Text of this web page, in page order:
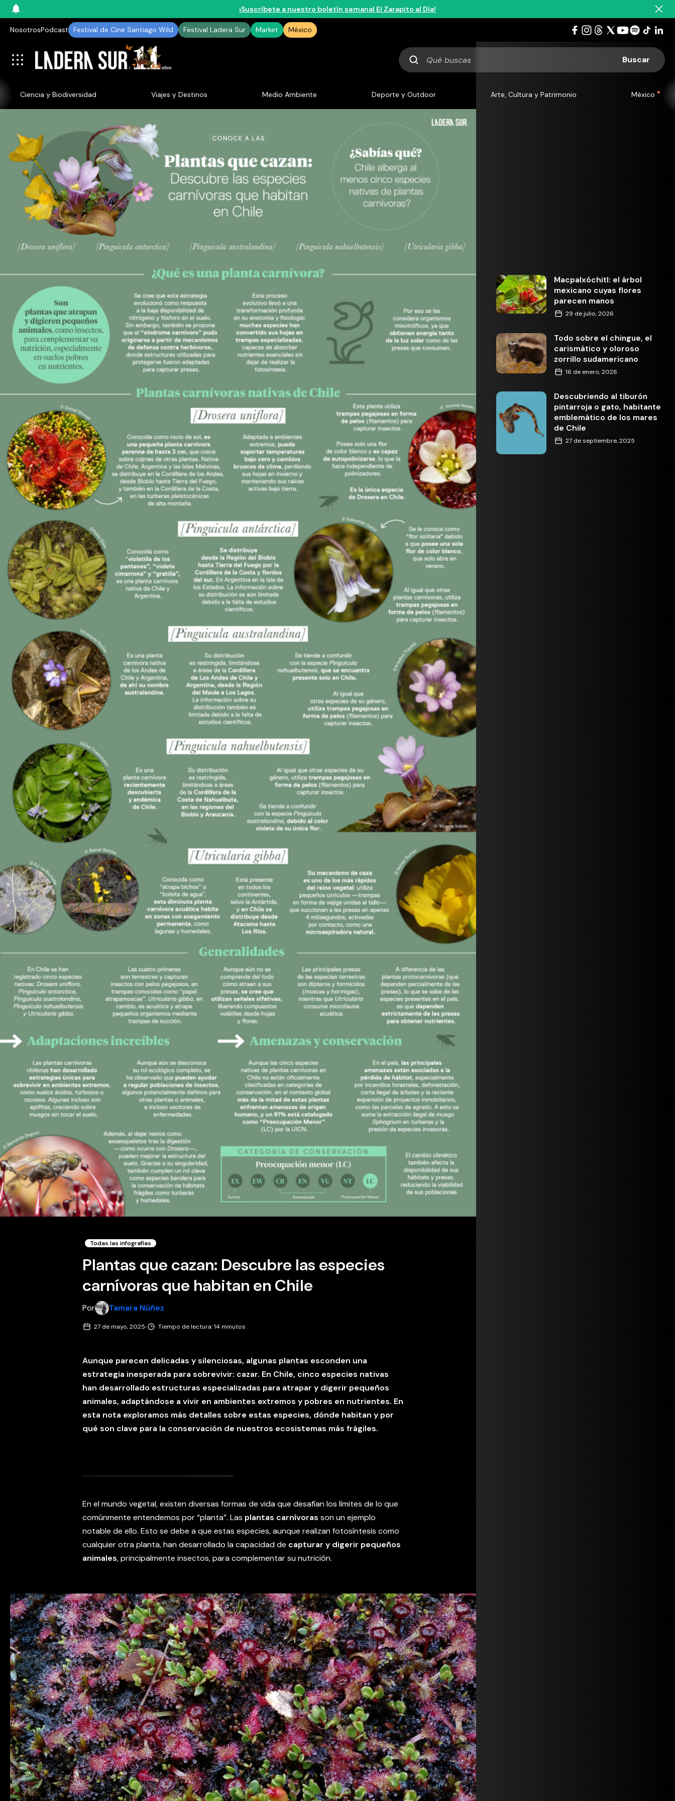
¡Suscríbete a nuestro boletín semanal El Zarapito al Día!
NosotrosPodcast Festival de Cine Santiago Wild Festival Ladera Sur Market México
Qué
buscas
Ciencia y Biodiversidad Viajes y Destinos Medio Ambiente Deporte y Outdoor Arte, Cultura y Patrimonio México
Todas las infografías
Plantas que cazan: Descubre las especies
carnívoras que habitan en Chile
Por Tamara Núñez
27 de mayo, 2025· Tiempo de lectura: 14 minutos
Aunque parecen delicadas y silenciosas, algunas plantas esconden una
estrategia inesperada para sobrevivir: cazar. En Chile, cinco especies nativas
han desarrollado estructuras especializadas para atrapar y digerir pequeños
animales, adaptándose a vivir en ambientes extremos y pobres en nutrientes. En
esta nota exploramos más detalles sobre estas especies, dónde habitan y por
qué son clave para la conservación de nuestros ecosistemas más frágiles.
En el mundo vegetal, existen diversas formas de vida que desafían los límites de lo que
comúnmente entendemos por “planta”. Las plantas carnívoras son un ejemplo
notable de ello. Esto se debe a que estas especies, aunque realizan fotosíntesis como
cualquier otra planta, han desarrollado la capacidad de capturar y digerir pequeños
animales, principalmente insectos, para complementar su nutrición.
Macpalxóchitl: el árbol
mexicano cuyas flores
parecen manos
29 de julio, 2026
Todo sobre el chingue, el
carismático y oloroso
zorrillo sudamericano
16 de enero, 2026
Descubriendo al tiburón
pintarroja o gato, habitante
emblemático de los mares
de Chile
27 de septiembre, 2025